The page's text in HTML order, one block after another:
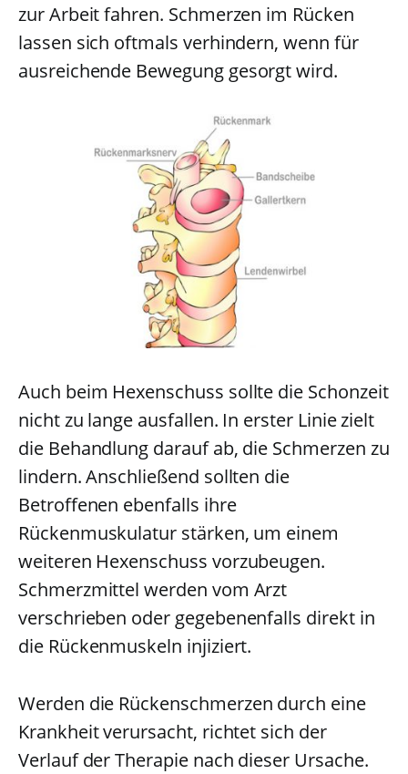
zur Arbeit fahren. Schmerzen im Rücken
lassen sich oftmals verhindern, wenn für
ausreichende Bewegung gesorgt wird.
Auch beim Hexenschuss sollte die Schonzeit
nicht zu lange ausfallen. In erster Linie zielt
die Behandlung darauf ab, die Schmerzen zu
lindern. Anschließend sollten die
Betroffenen ebenfalls ihre
Rückenmuskulatur stärken, um einem
weiteren Hexenschuss vorzubeugen.
Schmerzmittel werden vom Arzt
verschrieben oder gegebenenfalls direkt in
die Rückenmuskeln injiziert.
Werden die Rückenschmerzen durch eine
Krankheit verursacht, richtet sich der
Verlauf der Therapie nach dieser Ursache.